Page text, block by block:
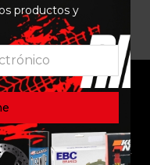
productos y